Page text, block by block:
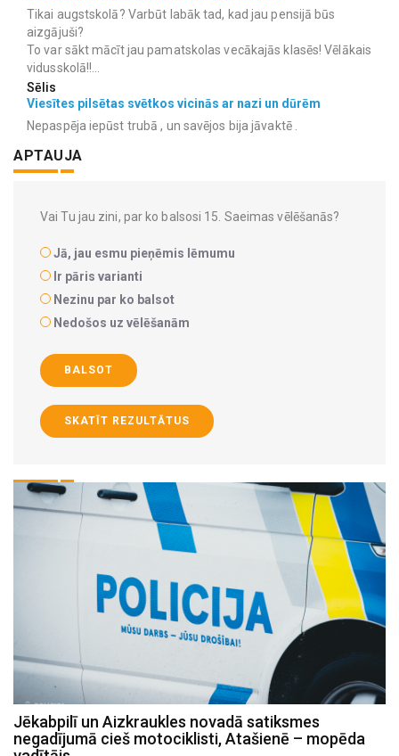
Tikai augstskolā? Varbūt labāk tad, kad jau pensijā būs
aizgājuši?
To var sākt mācīt jau pamatskolas vecākajās klasēs! Vēlākais
vidusskolā!!...
Sēlis
Viesītes pilsētas svētkos vicinās ar nazi un dūrēm
Nepaspēja iepūst trubā , un savējos bija jāvaktē .
APTAUJA
Vai Tu jau zini, par ko balsosi 15. Saeimas vēlēšanās?
Jā, jau esmu pieņēmis lēmumu
Ir pāris varianti
Nezinu par ko balsot
Nedošos uz vēlēšanām
BALSOT
SKATĪT REZULTĀTUS
Jēkabpilī un Aizkraukles novadā satiksmes
negadījumā cieš motociklisti, Atašienē – mopēda
Policiste Aizkrauklē reibumā izraisījusi avāriju un
slēpusies